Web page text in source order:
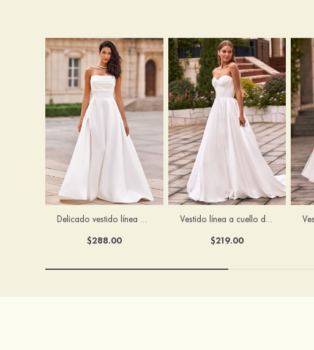
Delicado vestido línea a sin tirantes cepillo tren satén vestido de novia
$288.00
Vestido línea a cuello de corazón satén cola de capilla vestido de novia
$219.00